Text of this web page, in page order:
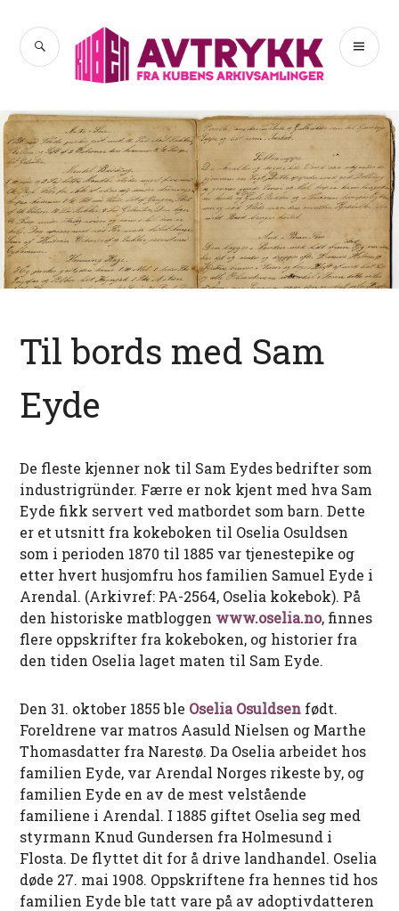
innhold
Avtrykk
SØK
Til bords med Sam
Eyde
De fleste kjenner nok til Sam Eydes bedrifter som
industrigründer. Færre er nok kjent med hva Sam
Eyde fikk servert ved matbordet som barn. Dette
er et utsnitt fra kokeboken til Oselia Osuldsen
som i perioden 1870 til 1885 var tjenestepike og
etter hvert husjomfru hos familien Samuel Eyde i
Arendal. (Arkivref: PA-2564, Oselia kokebok). På
den historiske matbloggen www.oselia.no, finnes
flere oppskrifter fra kokeboken, og historier fra
den tiden Oselia laget maten til Sam Eyde.
Den 31. oktober 1855 ble Oselia Osuldsen født.
Foreldrene var matros Aasuld Nielsen og Marthe
Thomasdatter fra Narestø. Da Oselia arbeidet hos
familien Eyde, var Arendal Norges rikeste by, og
familien Eyde en av de mest velstående
familiene i Arendal. I 1885 giftet Oselia seg med
styrmann Knud Gundersen fra Holmesund i
Flosta. De flyttet dit for å drive landhandel. Oselia
døde 27. mai 1908. Oppskriftene fra hennes tid hos
familien Eyde ble tatt vare på av adoptivdatteren